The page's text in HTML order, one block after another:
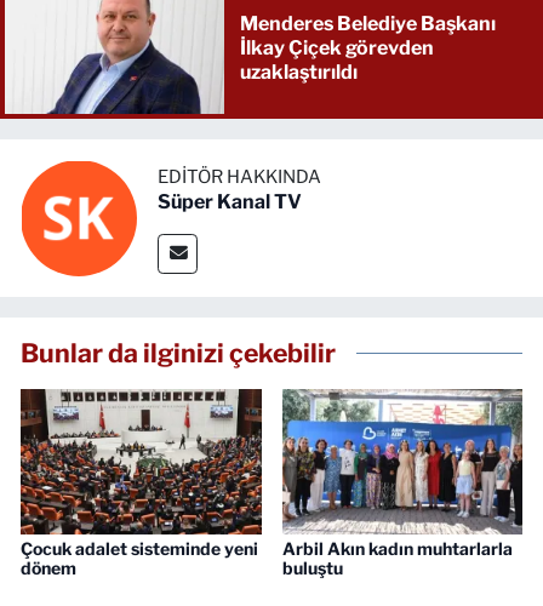
Menderes Belediye Başkanı
İlkay Çiçek görevden
uzaklaştırıldı
EDITÖR HAKKINDA
Süper Kanal TV
Bunlar da ilginizi çekebilir
Çocuk adalet sisteminde yeni
dönem
Arbil Akın kadın muhtarlarla
buluştu